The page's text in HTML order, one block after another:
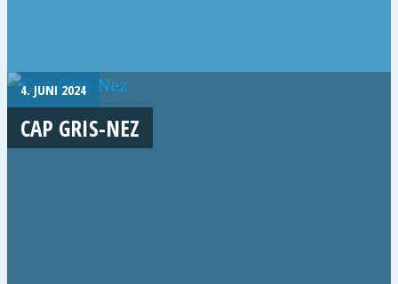
4. JUNI 2024
CAP GRIS-NEZ